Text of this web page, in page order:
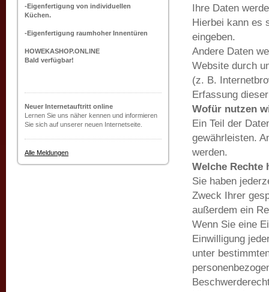
-Eigenfertigung von individuellen
Küchen.
-Eigenfertigung raumhoher Innentüren
HOWEKASHOP.ONLINE
Bald verfügbar!
Neuer Internetauftritt online
Lernen Sie uns näher kennen und informieren
Sie sich auf unserer neuen Internetseite.
Alle Meldungen
Ihre Daten
Hierbei kann es
eingeben.
Andere Daten
Website durch
(z. B.
Erfassung
Wofür nutzen
Ein Teil der
gewährleisten.
werden.
Welche Rechte
Sie haben
Zweck Ihrer
außerdem ein
Wenn Sie eine
Einwilligung
unter